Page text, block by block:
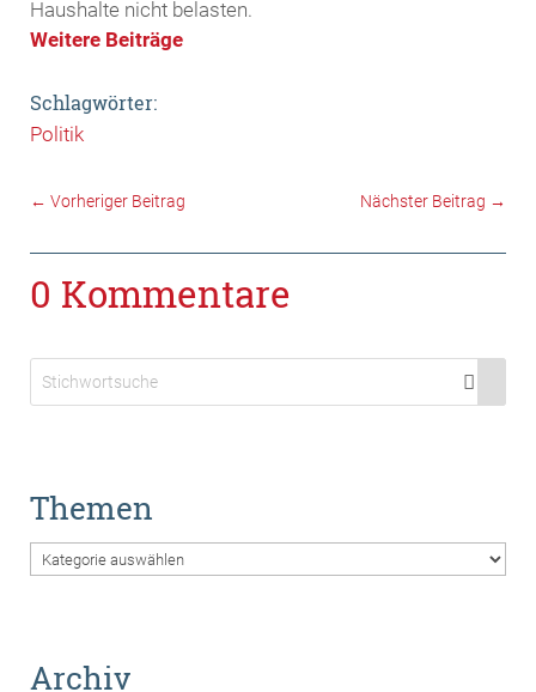
Haushalte nicht belasten.
Weitere Beiträge
Schlagwörter:
Politik
← Vorheriger Beitrag Nächster Beitrag →
0 Kommentare
Themen
Themen
Archiv